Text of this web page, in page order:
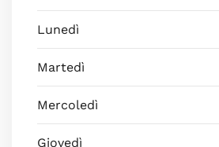
Lunedì
Martedì
Mercoledì
Giovedì